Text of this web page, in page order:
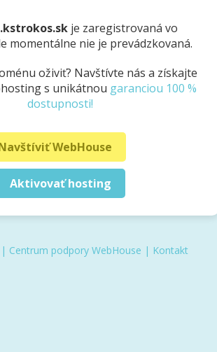
je zaregistrovaná vo
momentálne nie je prevádzkovaná.
oživiť? Navštívte nás a získajte
s unikátnou garanciou 100 %
dostupnosti!
WebHouse
Aktivovať hosting
| Centrum podpory WebHouse | Kontakt